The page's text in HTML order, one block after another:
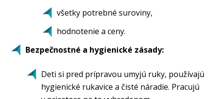
všetky potrebné suroviny,
hodnotenie a ceny.
Bezpečnostné a hygienické zásady:
Deti si pred prípravou umyjú ruky, používajú
hygienické rukavice a čisté náradie. Pracujú